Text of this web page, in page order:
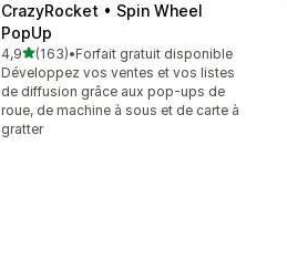
CrazyRocket • Spin Wheel
PopUp
4,9étoile(s) sur 5
(163)
163 avis au total
•Forfait gratuit disponible
Développez vos ventes et vos listes
de diffusion grâce aux pop-ups de
roue, de machine à sous et de carte à
gratter